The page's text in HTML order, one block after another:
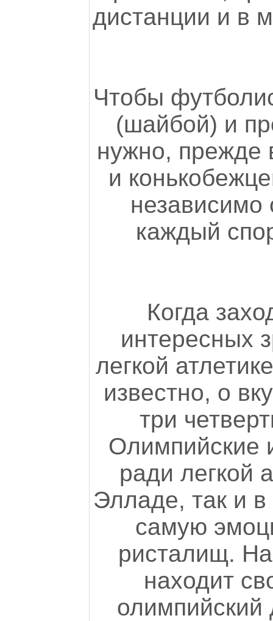
дистанции и в
Чтобы
(шайбой) и
нужно, прежде
и
независимо
каждый
Когда
интересных
легкой
известно, о
три
Олимпийские
ради легкой
Элладе, так и
самую
ристалищ.
находит